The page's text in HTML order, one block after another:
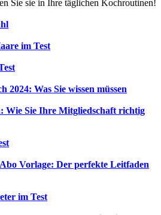
Sie sie in Ihre täglichen Kochroutinen!
im Test
2024: Was Sie wissen müssen
Wie Sie Ihre Mitgliedschaft richtig
Vorlage: Der perfekte Leitfaden
im Test